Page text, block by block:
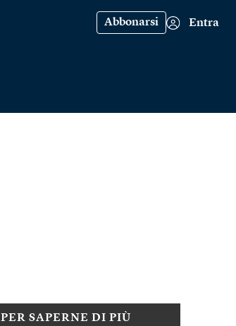
Abbonarsi Entra
PER SAPERNE DI PIÙ